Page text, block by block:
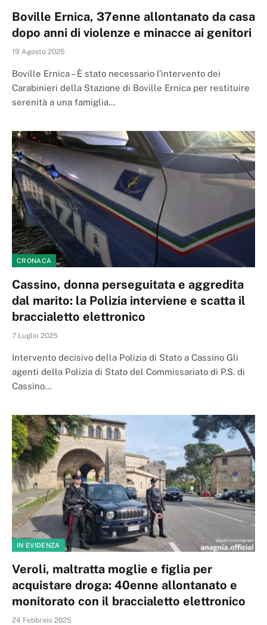
Boville Ernica, 37enne allontanato da casa
dopo anni di violenze e minacce ai genitori
19 Agosto 2025
Boville Ernica – È stato necessario l’intervento dei
Carabinieri della Stazione di Boville Ernica per restituire
serenità a una famiglia…
CRONACA
Cassino, donna perseguitata e aggredita
dal marito: la Polizia interviene e scatta il
braccialetto elettronico
7 Luglio 2025
Intervento decisivo della Polizia di Stato a Cassino Gli
agenti della Polizia di Stato del Commissariato di P.S. di
Cassino…
IN EVIDENZA
Veroli, maltratta moglie e figlia per
acquistare droga: 40enne allontanato e
monitorato con il braccialetto elettronico
24 Febbraio 2025